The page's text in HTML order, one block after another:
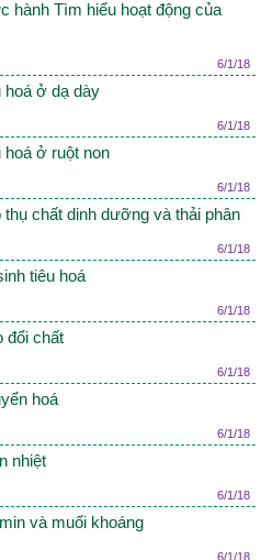
hành Tìm hiểu hoạt động của
6/1/18
hoá ở dạ dày
6/1/18
hoá ở ruột non
6/1/18
thụ chất dinh dưỡng và thải phân
6/1/18
tiêu hoá
6/1/18
đổi chất
6/1/18
hoá
6/1/18
nhiệt
6/1/18
và muối khoáng
6/1/18